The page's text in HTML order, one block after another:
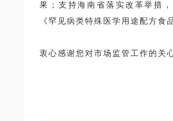
果；支持海南省落实改革举措
《罕见病类特殊医学用途配方食
衷心感谢您对市场监管工作的关